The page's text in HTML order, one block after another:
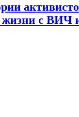
жизни с ВИЧ